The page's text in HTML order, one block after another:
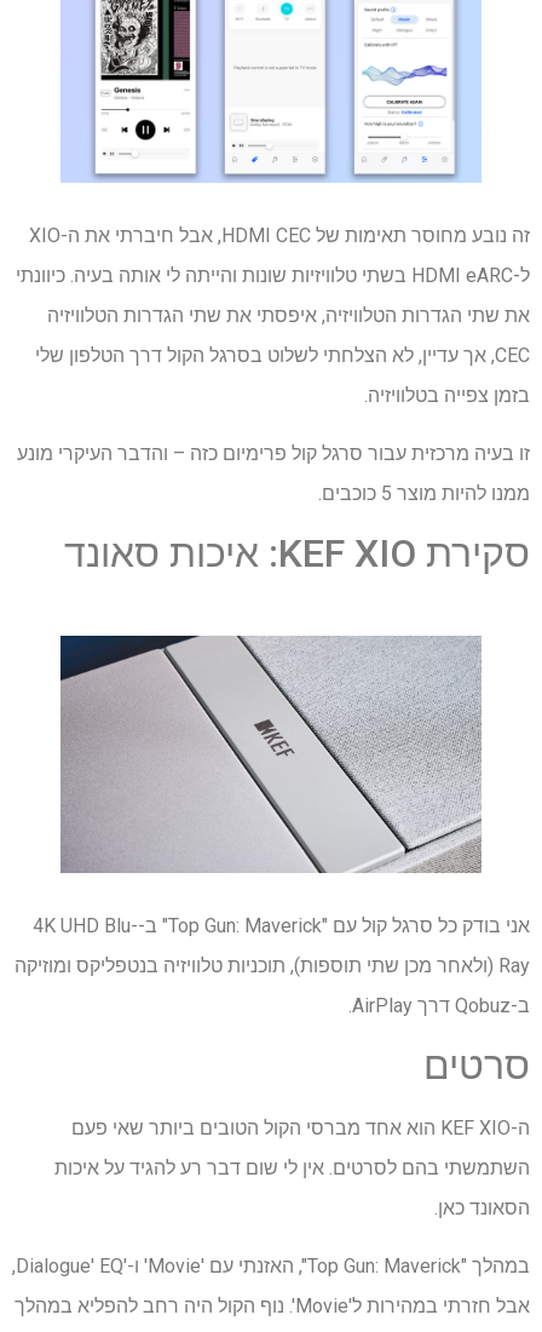
זה נובע מחוסר תאימות של HDMI CEC, אבל חיברתי את ה-XIO
ל-HDMI eARC בשתי טלוויזיות שונות והייתה לי אותה בעיה. כיוונתי
את שתי הגדרות הטלוויזיה, איפסתי את שתי הגדרות הטלוויזיה
CEC, אך עדיין, לא הצלחתי לשלוט בסרגל הקול דרך הטלפון שלי
בזמן צפייה בטלוויזיה.
זו בעיה מרכזית עבור סרגל קול פרימיום כזה – והדבר העיקרי מונע
ממנו להיות מוצר 5 כוכבים.
סקירת KEF XIO: איכות סאונד
אני בודק כל סרגל קול עם "Top Gun: Maverick" ב-4K UHD Blu-
Ray (ולאחר מכן שתי תוספות), תוכניות טלוויזיה בנטפליקס ומוזיקה
ב-Qobuz דרך AirPlay.
סרטים
ה-KEF XIO הוא אחד מברסי הקול הטובים ביותר שאי פעם
השתמשתי בהם לסרטים. אין לי שום דבר רע להגיד על איכות
הסאונד כאן.
במהלך "Top Gun: Maverick", האזנתי עם 'Movie' ו-'Dialogue' EQ,
אבל חזרתי במהירות ל'Movie'. נוף הקול היה רחב להפליא במהלך